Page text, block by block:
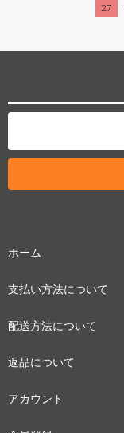
27
ホーム
支払い方法について
配送方法について
返品について
アカウント